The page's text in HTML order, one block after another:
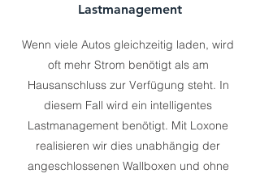
Lastmanagement
Wenn viele Autos gleichzeitig laden, wird
oft mehr Strom benötigt als am
Hausanschluss zur Verfügung steht. In
diesem Fall wird ein intelligentes
Lastmanagement benötigt. Mit Loxone
realisieren wir dies unabhängig der
angeschlossenen Wallboxen und ohne